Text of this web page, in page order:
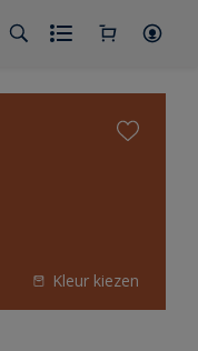
Kleur kiezen